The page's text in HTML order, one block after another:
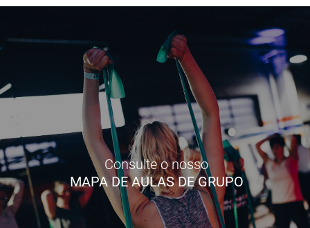
Consulte o nosso
MAPA DE AULAS DE GRUPO